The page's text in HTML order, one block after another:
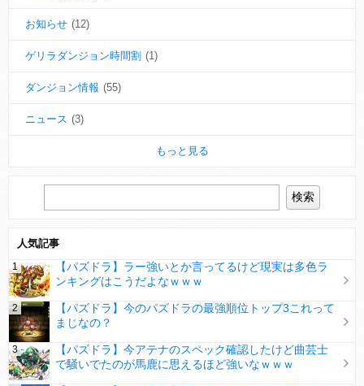
お知らせ (12)
ゲリラダンジョン時間割 (1)
ダンジョン情報 (55)
ニュース (3)
もっと見る
人気記事
【パズドラ】ラー強いとか言ってるけど現実は多色ラ
ンキングはこうだよなｗｗｗ
【パズドラ】今のパズドラの最強順位トップ3これって
まじなの？
【パズドラ】今アテナのスペック確認したけど曲芸士
で騒いでたのが馬鹿に思えるほど強いなｗｗｗ